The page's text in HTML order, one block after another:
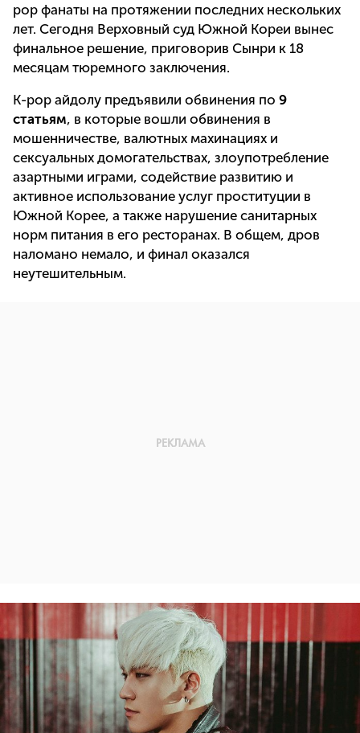
pop фанаты на протяжении последних нескольких
лет. Сегодня Верховный суд Южной Кореи вынес
финальное решение, приговорив Сынри к 18
месяцам тюремного заключения.
K-pop айдолу предъявили обвинения по 9
статьям, в которые вошли обвинения в
мошенничестве, валютных махинациях и
сексуальных домогательствах, злоупотребление
азартными играми, содействие развитию и
активное использование услуг проституции в
Южной Корее, а также нарушение санитарных
норм питания в его ресторанах. В общем, дров
наломано немало, и финал оказался
неутешительным.